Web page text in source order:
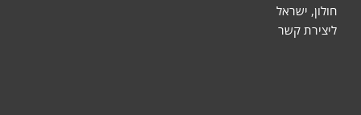
חולון, ישראל
ליצירת קשר